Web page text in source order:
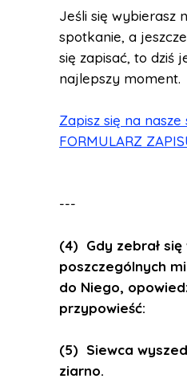
Jeśli się wybierasz
spotkanie, a
się zapisać, to dziś
najlepszy moment.
Zapisz się na
FORMULARZ
---
(4) Gdy zebrał się
poszczególnych
do Niego,
przypowieść:
(5) Siewca
ziarno.